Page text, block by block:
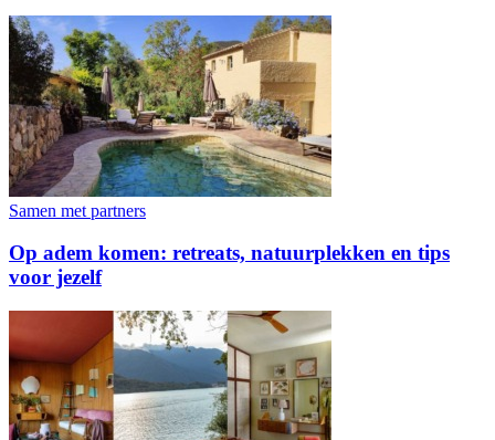
Samen met partners
Op adem komen: retreats, natuurplekken en tips
voor jezelf